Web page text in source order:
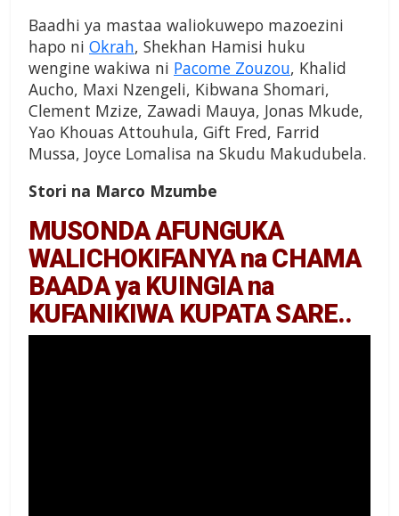
Baadhi ya mastaa waliokuwepo mazoezini
hapo ni Okrah, Shekhan Hamisi huku
wengine wakiwa ni Pacome Zouzou, Khalid
Aucho, Maxi Nzengeli, Kibwana Shomari,
Clement Mzize, Zawadi Mauya, Jonas Mkude,
Yao Khouas Attouhula, Gift Fred, Farrid
Mussa, Joyce Lomalisa na Skudu Makudubela.
Stori na Marco Mzumbe
MUSONDA AFUNGUKA
WALICHOKIFANYA na CHAMA
BAADA ya KUINGIA na
KUFANIKIWA KUPATA SARE..